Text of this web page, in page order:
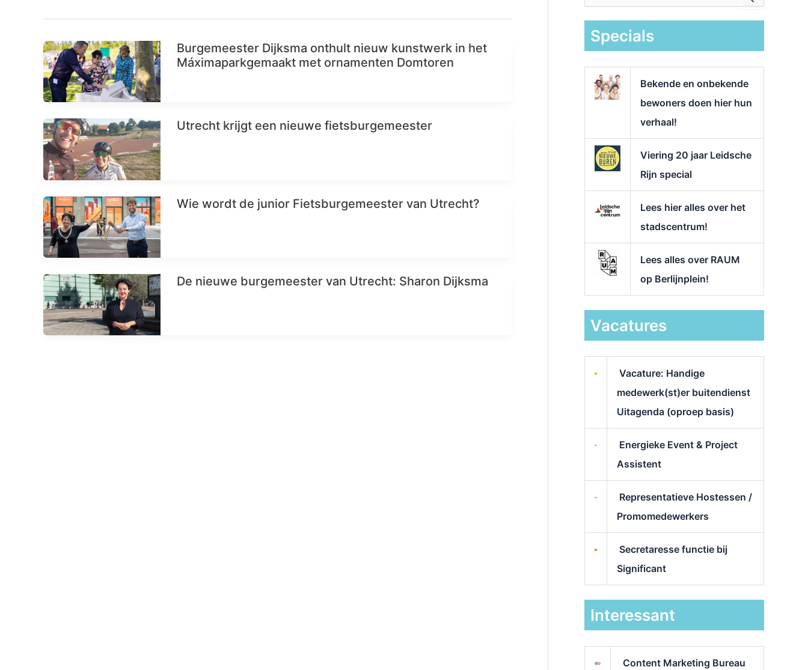
Burgemeester Dijksma onthult nieuw kunstwerk in het
Máximaparkgemaakt met ornamenten Domtoren
Utrecht krijgt een nieuwe fietsburgemeester
Wie wordt de junior Fietsburgemeester van Utrecht?
De nieuwe burgemeester van Utrecht: Sharon Dijksma
k
Specials
Bekende en onbekende
bewoners doen hier hun
verhaal!
Viering 20 jaar Leidsche
Rijn special
Lees hier alles over het
stadscentrum!
Lees alles over RAUM
op Berlijnplein!
Vacatures
Vacature: Handige
medewerk(st)er buitendienst
Uitagenda (oproep basis)
Energieke Event & Project
Assistent
Representatieve Hostessen /
Promomedewerkers
Secretaresse functie bij
Significant
Interessant
Content Marketing Bureau